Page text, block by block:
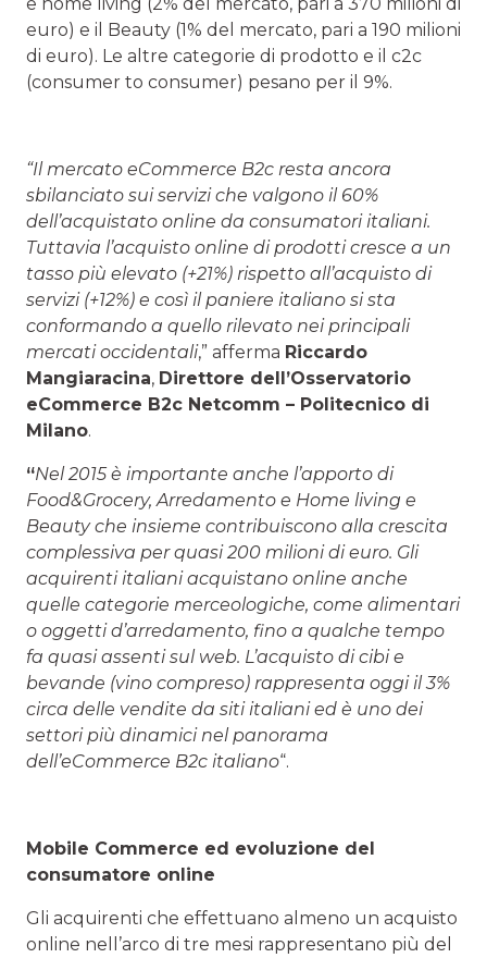
euro) e il Beauty (1% del mercato, pari a 190 milioni
di euro). Le altre categorie di prodotto e il c2c
(consumer to consumer) pesano per il 9%.
“Il mercato eCommerce B2c resta ancora
sbilanciato sui servizi che valgono il 60%
dell’acquistato online da consumatori italiani.
Tuttavia l’acquisto online di prodotti cresce a un
tasso più elevato (+21%) rispetto all’acquisto di
servizi (+12%) e così il paniere italiano si sta
conformando a quello rilevato nei principali
mercati occidentali,” afferma Riccardo
Mangiaracina, Direttore dell’Osservatorio
eCommerce B2c Netcomm – Politecnico di
Milano.
“Nel 2015 è importante anche l’apporto di
Food&Grocery, Arredamento e Home living e
Beauty che insieme contribuiscono alla crescita
complessiva per quasi 200 milioni di euro. Gli
acquirenti italiani acquistano online anche
quelle categorie merceologiche, come alimentari
o oggetti d’arredamento, fino a qualche tempo
fa quasi assenti sul web. L’acquisto di cibi e
bevande (vino compreso) rappresenta oggi il 3%
circa delle vendite da siti italiani ed è uno dei
settori più dinamici nel panorama
dell’eCommerce B2c italiano“.
Mobile Commerce ed evoluzione del
consumatore online
Gli acquirenti che effettuano almeno un acquisto
online nell’arco di tre mesi rappresentano più del